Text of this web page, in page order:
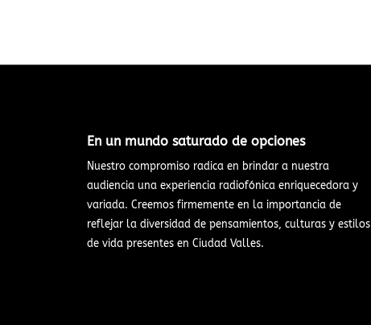
En un mundo saturado de opciones​
Nuestro compromiso radica en brindar a nuestra
audiencia una experiencia radiofónica enriquecedora y
variada. Creemos firmemente en la importancia de
reflejar la diversidad de pensamientos, culturas y estilos
de vida presentes en Ciudad Valles.